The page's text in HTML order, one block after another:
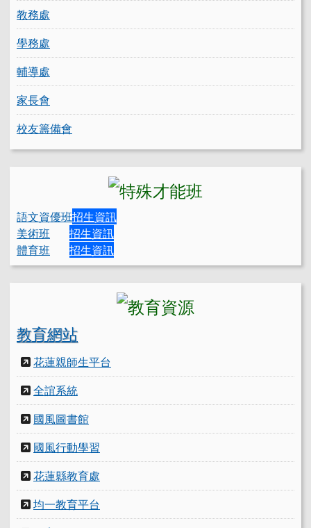
教務處
學務處
輔導處
家長會
校友籌備會
語文資優班招生資訊
美術班
招生資訊
體育班
招生資訊
教育網站
花蓮親師生平台
全誼系統
國風圖書館
國風行動學習
花蓮縣教育處
均一教育平台